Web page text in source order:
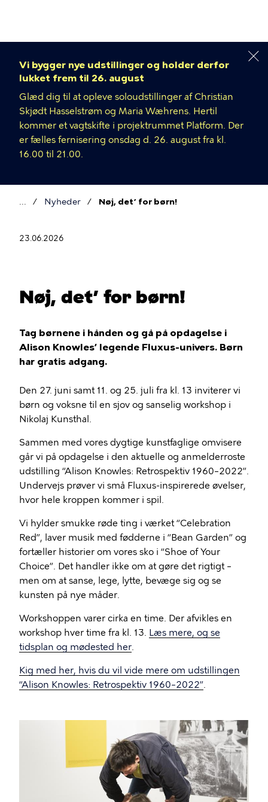
Vi bygger nye udstillinger og holder derfor
lukket frem til 26. august
Glæd dig til at opleve soloudstillinger af Christian
Skjødt Hasselstrøm og Maria Wæhrens. Hertil
kommer et vagtskifte i projektrummet Platform. Der
er fælles fernisering onsdag d. 26. august fra kl.
16.00 til 21.00.
Nyheder Nøj, det’ for børn!
23.06.2026
Nøj, det’ for børn!
Tag børnene i hånden og gå på opdagelse i
Alison Knowles’ legende Fluxus-univers. Børn
har gratis adgang.
Den 27. juni samt 11. og 25. juli fra kl. 13 inviterer vi
børn og voksne til en sjov og sanselig workshop i
Nikolaj Kunsthal.
Sammen med vores dygtige kunstfaglige omvisere
går vi på opdagelse i den aktuelle og anmelderroste
udstilling “Alison Knowles: Retrospektiv 1960–2022”.
Undervejs prøver vi små Fluxus-inspirerede øvelser,
hvor hele kroppen kommer i spil.
Vi hylder smukke røde ting i værket “Celebration
Red”, laver musik med fødderne i “Bean Garden” og
fortæller historier om vores sko i “Shoe of Your
Choice”. Det handler ikke om at gøre det rigtigt –
men om at sanse, lege, lytte, bevæge sig og se
kunsten på nye måder.
Workshoppen varer cirka en time. Der afvikles en
workshop hver time fra kl. 13. Læs mere, og se
tidsplan og mødested her.
Kig med her, hvis du vil vide mere om udstillingen
“Alison Knowles: Retrospektiv 1960–2022”.